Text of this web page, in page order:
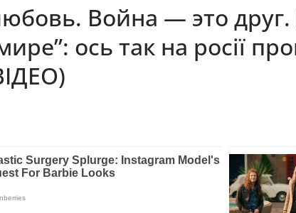
Война — это
ось так на росії